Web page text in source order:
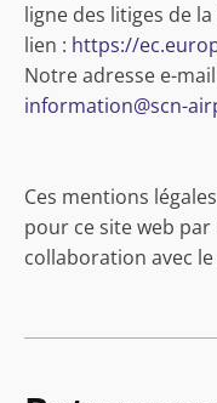
ligne des litiges de
lien : https://
Notre adresse e-
information@scn-
Ces mentions
pour ce site web par
collaboration avec